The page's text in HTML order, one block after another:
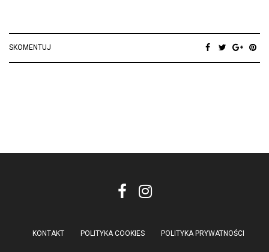
SKOMENTUJ
KONTAKT POLITYKA COOKIES POLITYKA PRYWATNOŚCI